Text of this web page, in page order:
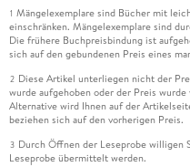
1 Mängelexemplare sind Bücher mit
einschränken. Mängelexemplare sind
Die frühere Buchpreisbindung ist
sich auf den gebundenen Preis eines
2 Diese Artikel unterliegen nicht der
wurde aufgehoben oder der Preis
Alternative wird Ihnen auf der
beziehen sich auf den vorherigen Preis.
3 Durch Öffnen der Leseprobe willigen
Leseprobe übermittelt werden.